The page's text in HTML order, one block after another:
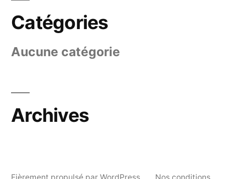
Catégories
Aucune catégorie
Archives
Fièrement propulsé par WordPress. Nos conditions